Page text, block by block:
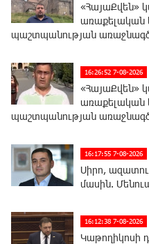
«ՀայաՔվեն»
առաքելական
պաշտպանության
16:26:52 7-08-2026
«ՀայաՔվեն»
առաքելական
պաշտպանության
16:17:55 7-08-2026
Սիրո,
մասին.
16:12:38 7-08-2026
Կաթողիկոսի